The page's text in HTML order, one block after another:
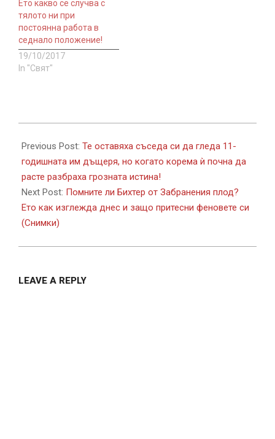
Ето какво се случва с
тялото ни при
постоянна работа в
седнало положение!
19/10/2017
In "Свят"
11-
27
Previous Post: Те оставяха съседа си да гледа 11-
годишната им дъщеря, но когато корема ѝ почна да
расте разбраха грозната истина!
Next Post: Помните ли Бихтер от Забранения плод?
Ето как изглежда днес и защо притесни феновете си
(Снимки)
LEAVE A REPLY